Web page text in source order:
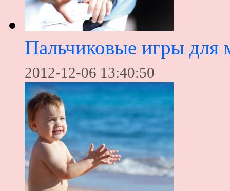
Пальчиковые игры для
2012-12-06 13:40:50